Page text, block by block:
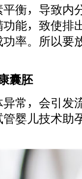
衡，导致内
能，致使排
率。所以要
囊胚
常，会引发
婴儿技术助